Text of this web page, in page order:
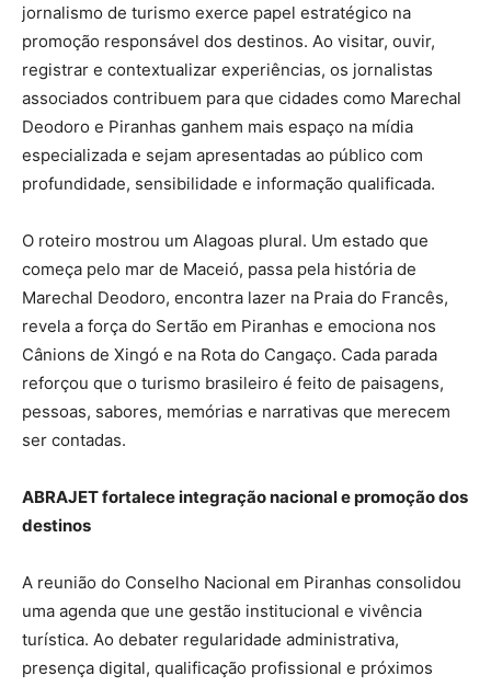
jornalismo de turismo exerce papel estratégico na
promoção responsável dos destinos. Ao visitar, ouvir,
registrar e contextualizar experiências, os jornalistas
associados contribuem para que cidades como Marechal
Deodoro e Piranhas ganhem mais espaço na mídia
especializada e sejam apresentadas ao público com
profundidade, sensibilidade e informação qualificada.
O roteiro mostrou um Alagoas plural. Um estado que
começa pelo mar de Maceió, passa pela história de
Marechal Deodoro, encontra lazer na Praia do Francês,
revela a força do Sertão em Piranhas e emociona nos
Cânions de Xingó e na Rota do Cangaço. Cada parada
reforçou que o turismo brasileiro é feito de paisagens,
pessoas, sabores, memórias e narrativas que merecem
ser contadas.
ABRAJET fortalece integração nacional e promoção dos
destinos
A reunião do Conselho Nacional em Piranhas consolidou
uma agenda que une gestão institucional e vivência
turística. Ao debater regularidade administrativa,
presença digital, qualificação profissional e próximos